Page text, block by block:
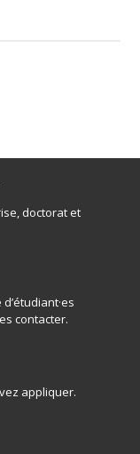
doctorat et
contacter.
appliquer.